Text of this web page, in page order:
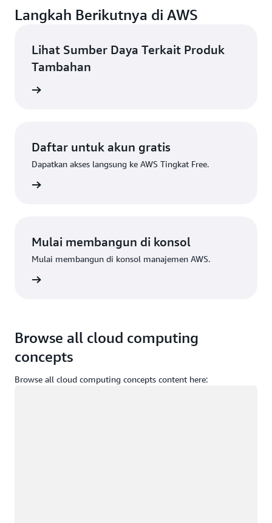
Langkah Berikutnya di AWS
Lihat Sumber Daya Terkait Produk
Tambahan
Daftar untuk akun gratis
Dapatkan akses langsung ke AWS Tingkat Free.
Mulai membangun di konsol
Mulai membangun di konsol manajemen AWS.
Browse all cloud computing
concepts
Browse all cloud computing concepts content here: